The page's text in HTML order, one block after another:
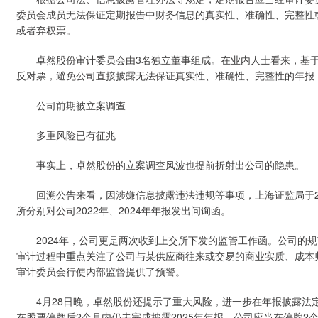
委员会成员无法保证定期报告中财务信息的真实性、准确性、完整
或者弃权票。
卓然股份审计委员会由3名独立董事组成。在业内人士看来，基
反对票，避免公司直接披露无法保证真实性、准确性、完整性的年
公司前期被立案调查
多重风险已有征兆
事实上，卓然股份的立案调查风波也提前折射出公司的隐患。
回溯公告来看，因涉嫌信息披露违法违规等事项，上海证监局于
所分别对公司2022年、2024年年报发出问询函。
2024年，公司更是两次收到上交所下发的监管工作函。公司的
审计过程中重点关注了公司与某供应商往来或交易的商业实质、成
审计委员会行使内部监督提供了预警。
4月28日晚，卓然股份还提示了重大风险，进一步在年报披露法